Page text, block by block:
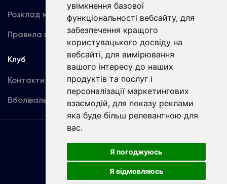
увімкнення базової
функціональності вебсайту, для
забезпечення кращого
користувацького досвіду на
вебсайті, для вимірювання
вашого інтересу до наших
продуктів та послуг і
персоналізації маркетингових
взаємодій, для показу реклами
яка буде більш релевантною для
вас.
Я погоджуюсь
Я відмовляюсь
Розклад матчів
Правила поведінки
Перша команда
U19
Клуб
Контакти
Вболівальникам
Угода
користувача
Copyright © ФК «Динамо» Київ